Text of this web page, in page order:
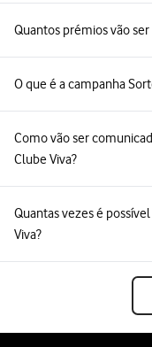
Quantos prémios vão
O que é a campanha
Como vão ser
Clube Viva?
Quantas vezes é
Viva?